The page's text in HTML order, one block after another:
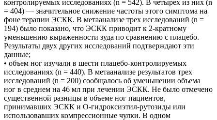
контролируемых исследованиях (n = 542). В четырех из них (n
= 404) — значительное снижение частоты этого симптома на
фоне терапии ЭСКК. В метаанализе трех исследований (n =
194) было показано, что ЭСКК приводит к 2-кратному
уменьшению выраженности зуда по сравнению с плацебо.
Результаты двух других исследований подтверждают эти
данные;
• объем ног изучали в шести плацебо-контролируемых
исследованиях (n = 440). В метаанализе результатов трех
исследований (n = 200) сообщалось об уменьшении объема
ног в среднем на 46 мл при лечении ЭСКК. Не было отмечено
существенной разницы в объеме ног пациентов,
принимавших ЭСКК и О-гидроксиэтил-рутозиды или
использовавших компрессионные чулки. В одном